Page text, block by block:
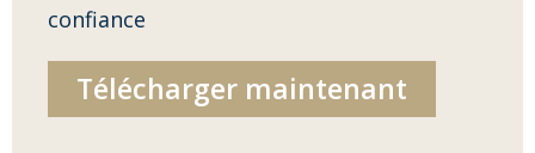
confiance
Télécharger maintenant